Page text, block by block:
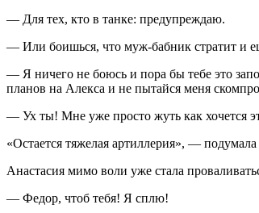
— Для тех, кто в танке: предупреждаю.
— Или боишься, что муж-бабник стратит и
— Я ничего не боюсь и пора бы тебе это
планов на Алекса и не пытайся меня
— Ух ты! Мне уже просто жуть как хочется
«Остается тяжелая артиллерия», —
Анастасия мимо воли уже стала
— Федор, чтоб тебя! Я сплю!